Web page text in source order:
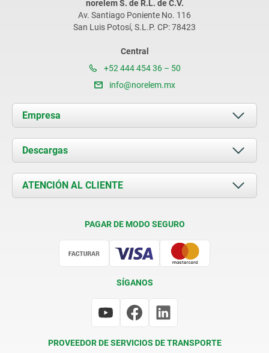
norelem S. de R.L. de C.V.
Av. Santiago Poniente No. 116
San Luis Potosí, S.L.P. CP: 78423
Central
+52 444 454 36 – 50
info@norelem.mx
Empresa
Acerca de nosotros
Novedades
Contacto
Descargas
Documents
ATENCIÓN AL CLIENTE
PAGAR DE MODO SEGURO
SÍGANOS
PROVEEDOR DE SERVICIOS DE TRANSPORTE